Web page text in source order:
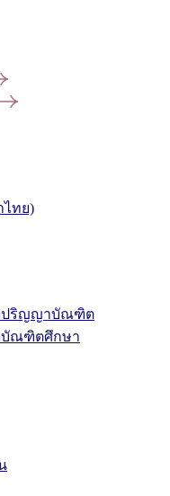
ไทย)
ปริญญาบัณฑิต
บัณฑิตศึกษา